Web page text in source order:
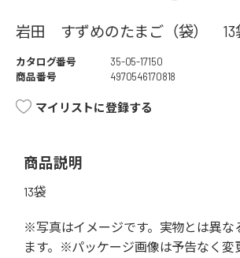
岩田 すずめのたまご（袋） 13
カタログ番号
35-05-17150
商品番号
4970546170818
マイリストに登録する
商品説明
13袋
※写真はイメージです。実物とは異な
ます。※パッケージ画像は予告なく変